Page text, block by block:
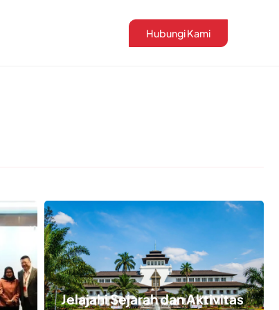
Hubungi Kami
Jelajahi Sejarah dan Aktivitas